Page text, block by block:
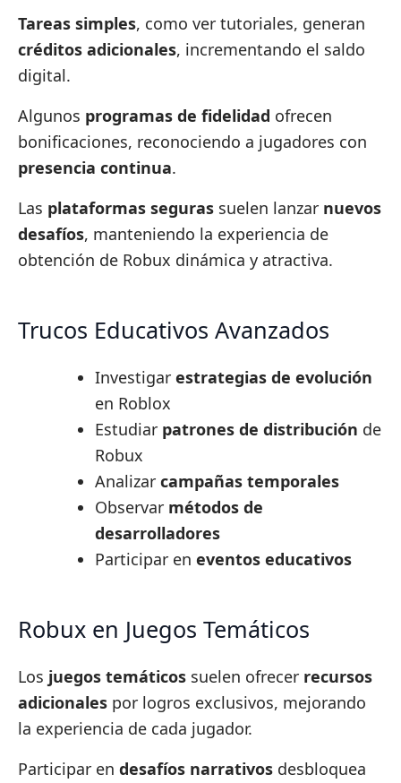
Tareas simples, como ver tutoriales, generan
créditos adicionales, incrementando el saldo
digital.
Algunos programas de fidelidad ofrecen
bonificaciones, reconociendo a jugadores con
presencia continua.
Las plataformas seguras suelen lanzar nuevos
desafíos, manteniendo la experiencia de
obtención de Robux dinámica y atractiva.
Trucos Educativos Avanzados
Investigar estrategias de evolución
en Roblox
Estudiar patrones de distribución de
Robux
Analizar campañas temporales
Observar métodos de
desarrolladores
Participar en eventos educativos
Robux en Juegos Temáticos
Los juegos temáticos suelen ofrecer recursos
adicionales por logros exclusivos, mejorando
la experiencia de cada jugador.
Participar en desafíos narrativos desbloquea